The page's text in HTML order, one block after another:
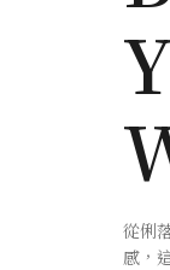
從俐
感，